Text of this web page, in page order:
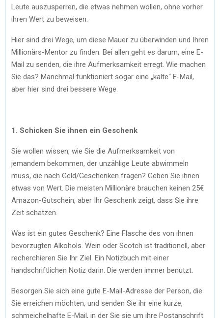
Leute auszusperren, die etwas nehmen wollen, ohne vorher
ihren Wert zu beweisen.
Hier sind drei Wege, um diese Mauer zu überwinden und Ihren
Millionärs-Mentor zu finden. Bei allen geht es darum, eine E-
Mail zu senden, die ihre Aufmerksamkeit erregt. Wie machen
Sie das? Manchmal funktioniert sogar eine „kalte“ E-Mail,
aber hier sind drei bessere Wege.
1. Schicken Sie ihnen ein Geschenk
Sie wollen wissen, wie Sie die Aufmerksamkeit von
jemandem bekommen, der unzählige Leute abwimmeln
muss, die nach Geld/Geschenken fragen? Geben Sie ihnen
etwas von Wert. Die meisten Millionäre brauchen keinen 25€
Amazon-Gutschein, aber Ihr Geschenk zeigt, dass Sie ihre
Zeit schätzen.
Was ist ein gutes Geschenk? Eine Flasche des von ihnen
bevorzugten Alkohols. Wein oder Scotch ist traditionell, aber
recherchieren Sie Ihr Ziel. Ein Notizbuch mit einer
handschriftlichen Notiz darin. Die werden immer benutzt.
Besorgen Sie sich eine gute E-Mail-Adresse der Person, die
Sie erreichen möchten, und senden Sie ihr eine kurze,
schmeichelhafte E-Mail, in der Sie sie um ihre Postanschrift